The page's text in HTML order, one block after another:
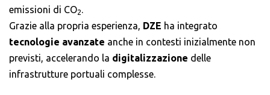
emissioni di CO2.
Grazie alla propria esperienza, DZE ha integrato
tecnologie avanzate anche in contesti inizialmente non
previsti, accelerando la digitalizzazione delle
infrastrutture portuali complesse.